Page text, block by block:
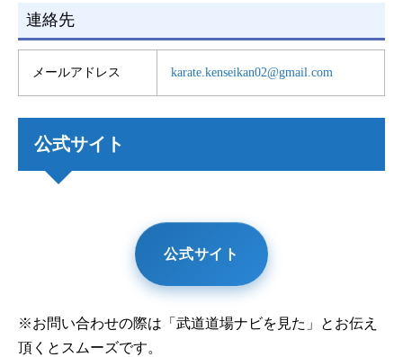
連絡先
メールアドレス karate.kenseikan02@gmail.com
公式サイト
公式サイト
※お問い合わせの際は「武道道場ナビを見た」とお伝え
頂くとスムーズです。